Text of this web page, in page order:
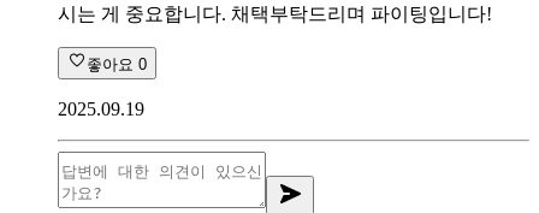
시는 게 중요합니다. 채택부탁드리며 파이팅입니다!
좋아요 0
2025.09.19